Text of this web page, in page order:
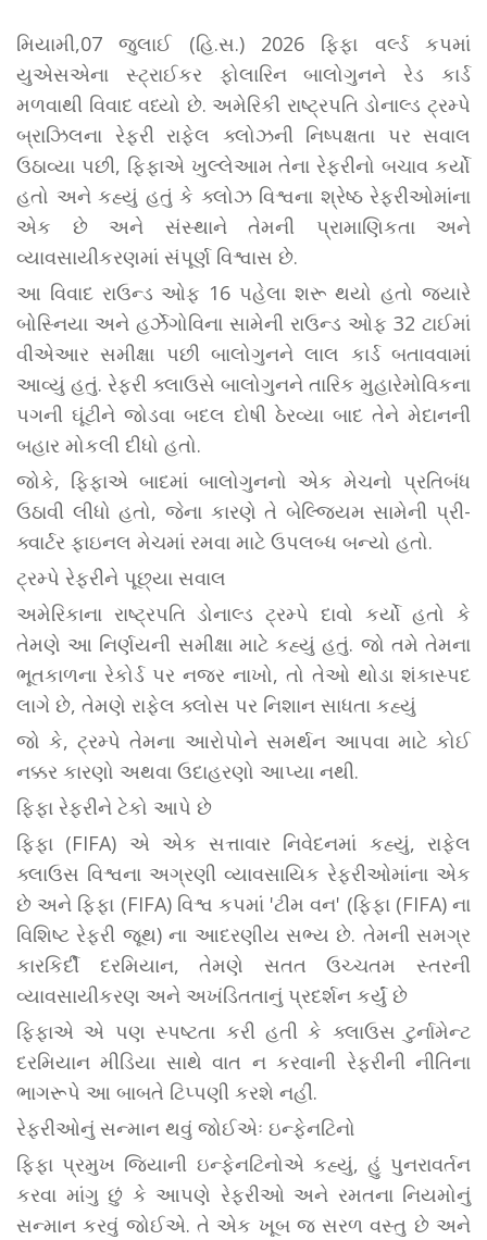
મિયામી,07 જુલાઈ (હિ.સ.) 2026 ફિફા વર્લ્ડ કપમાં
યુએસએના સ્ટ્રાઈકર ફોલારિન બાલોગુનને રેડ કાર્ડ
મળવાથી વિવાદ વધ્યો છે. અમેરિકી રાષ્ટ્રપતિ ડોનાલ્ડ ટ્રમ્પે
બ્રાઝિલના રેફરી રાફેલ ક્લોઝની નિષ્પક્ષતા પર સવાલ
ઉઠાવ્યા પછી, ફિફાએ ખુલ્લેઆમ તેના રેફરીનો બચાવ કર્યો
હતો અને કહ્યું હતું કે ક્લોઝ વિશ્વના શ્રેષ્ઠ રેફરીઓમાંના
એક છે અને સંસ્થાને તેમની પ્રામાણિકતા અને
વ્યાવસાયીકરણમાં સંપૂર્ણ વિશ્વાસ છે.
આ વિવાદ રાઉન્ડ ઓફ 16 પહેલા શરૂ થયો હતો જ્યારે
બોસ્નિયા અને હર્ઝેગોવિના સામેની રાઉન્ડ ઓફ 32 ટાઈમાં
વીએઆર સમીક્ષા પછી બાલોગુનને લાલ કાર્ડ બતાવવામાં
આવ્યું હતું. રેફરી ક્લાઉસે બાલોગુનને તારિક મુહારેમોવિકના
પગની ઘૂંટીને જોડવા બદલ દોષી ઠેરવ્યા બાદ તેને મેદાનની
બહાર મોકલી દીધો હતો.
જોકે, ફિફાએ બાદમાં બાલોગુનનો એક મેચનો પ્રતિબંધ
ઉઠાવી લીધો હતો, જેના કારણે તે બેલ્જિયમ સામેની પ્રી-
ક્વાર્ટર ફાઇનલ મેચમાં રમવા માટે ઉપલબ્ધ બન્યો હતો.
ટ્રમ્પે રેફરીને પૂછ્યા સવાલ
અમેરિકાના રાષ્ટ્રપતિ ડોનાલ્ડ ટ્રમ્પે દાવો કર્યો હતો કે
તેમણે આ નિર્ણયની સમીક્ષા માટે કહ્યું હતું. જો તમે તેમના
ભૂતકાળના રેકોર્ડ પર નજર નાખો, તો તેઓ થોડા શંકાસ્પદ
લાગે છે, તેમણે રાફેલ ક્લોસ પર નિશાન સાધતા કહ્યું
જો કે, ટ્રમ્પે તેમના આરોપોને સમર્થન આપવા માટે કોઈ
નક્કર કારણો અથવા ઉદાહરણો આપ્યા નથી.
ફિફા રેફરીને ટેકો આપે છે
ફિફા (FIFA) એ એક સત્તાવાર નિવેદનમાં કહ્યું, રાફેલ
ક્લાઉસ વિશ્વના અગ્રણી વ્યાવસાયિક રેફરીઓમાંના એક
છે અને ફિફા (FIFA) વિશ્વ કપમાં 'ટીમ વન' (ફિફા (FIFA) ના
વિશિષ્ટ રેફરી જૂથ) ના આદરણીય સભ્ય છે. તેમની સમગ્ર
કારકિર્દી દરમિયાન, તેમણે સતત ઉચ્ચતમ સ્તરની
વ્યાવસાયીકરણ અને અખંડિતતાનું પ્રદર્શન કર્યું છે
ફિફાએ એ પણ સ્પષ્ટતા કરી હતી કે ક્લાઉસ ટુર્નામેન્ટ
દરમિયાન મીડિયા સાથે વાત ન કરવાની રેફરીની નીતિના
ભાગરૂપે આ બાબતે ટિપ્પણી કરશે નહીં.
રેફરીઓનું સન્માન થવું જોઈએઃ ઇન્ફેનટિનો
ફિફા પ્રમુખ જિયાની ઇન્ફેનટિનોએ કહ્યું, હું પુનરાવર્તન
કરવા માંગુ છું કે આપણે રેફરીઓ અને રમતના નિયમોનું
સન્માન કરવું જોઈએ. તે એક ખૂબ જ સરળ વસ્તુ છે અને